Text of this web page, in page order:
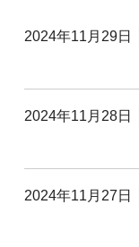
2024年11月29日
2024年11月28日
2024年11月27日